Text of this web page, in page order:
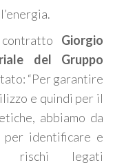
Giorgio
del Gruppo
“Per garantire
e quindi per il
abbiamo da
per identificare e
legati